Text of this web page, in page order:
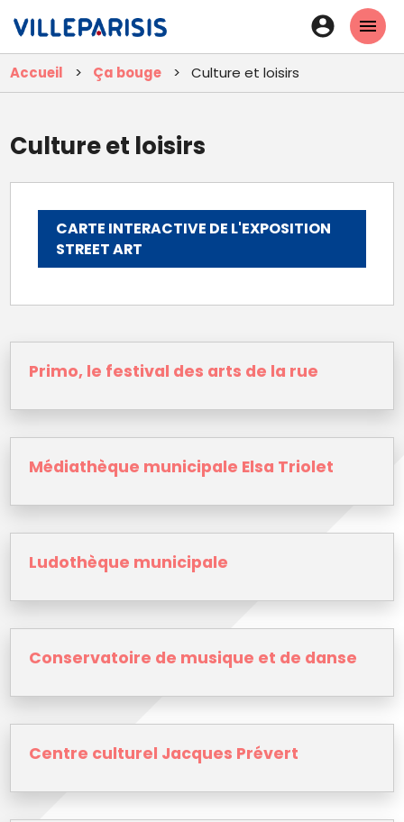
contenu
principal
En-
tête
-
Accueil Ça bouge Culture et loisirs
Culture et loisirs
CARTE INTERACTIVE DE L'EXPOSITION
STREET ART
Primo, le festival des arts de la rue
Médiathèque municipale Elsa Triolet
Ludothèque municipale
Conservatoire de musique et de danse
Centre culturel Jacques Prévert